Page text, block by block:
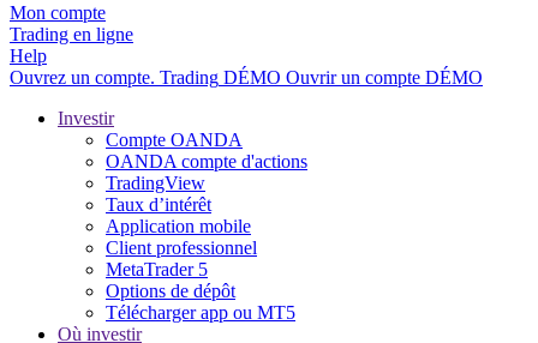
Mon compte
Trading en ligne
Help
Ouvrez un compte. Trading DÉMO Ouvrir un compte DÉMO
Investir
Compte OANDA
OANDA compte d'actions
TradingView
Taux d’intérêt
Application mobile
Client professionnel
MetaTrader 5
Options de dépôt
Télécharger app ou MT5
Où investir